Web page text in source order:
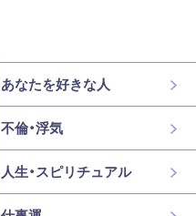
あなたを好きな人
不倫・浮気
人生・スピリチュアル